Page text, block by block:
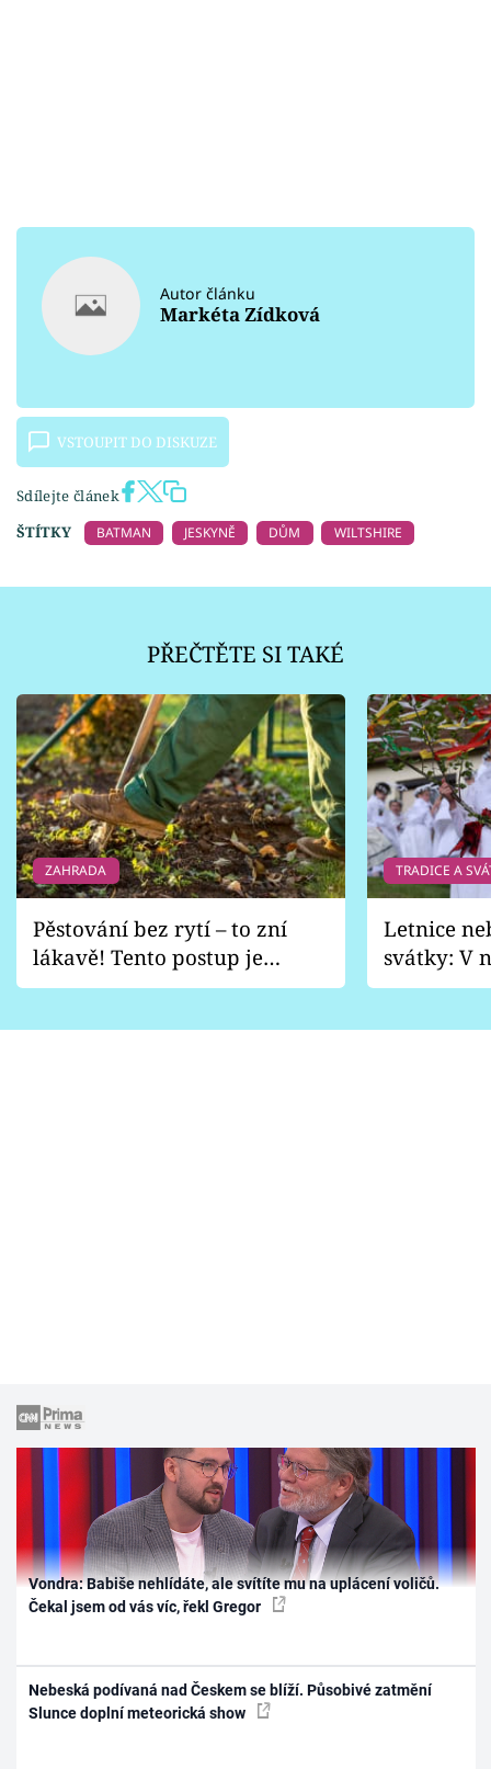
Autor článku
Markéta Zídková
VSTOUPIT DO DISKUZE
Sdílejte článek
ŠTÍTKY
BATMAN JESKYNĚ DŮM WILTSHIRE
PŘEČTĚTE SI TAKÉ
ZAHRADA
Pěstování bez rytí – to zní
lákavě! Tento postup je
vhodný jen pro některé
TRADICE A
Letnice
svátky: V
pondělí
Vondra: Babiše nehlídáte, ale svítíte mu na uplácení voličů.
Čekal jsem od vás víc, řekl Gregor
Nebeská podívaná nad Českem se blíží. Působivé zatmění
Slunce doplní meteorická show